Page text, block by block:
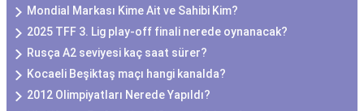
Mondial Markası Kime Ait ve Sahibi Kim?
2025 TFF 3. Lig play-off finali nerede oynanacak?
Rusça A2 seviyesi kaç saat sürer?
Kocaeli Beşiktaş maçı hangi kanalda?
2012 Olimpiyatları Nerede Yapıldı?